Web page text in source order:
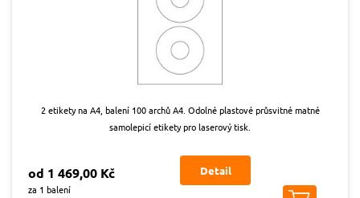
2 etikety na A4, balení 100 archů A4. Odolné plastové průsvitné matné
samolepicí etikety pro laserový tisk.
od 1 469,00 Kč
za 1 balení
Detail